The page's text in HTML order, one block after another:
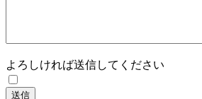
よろしければ送信してください